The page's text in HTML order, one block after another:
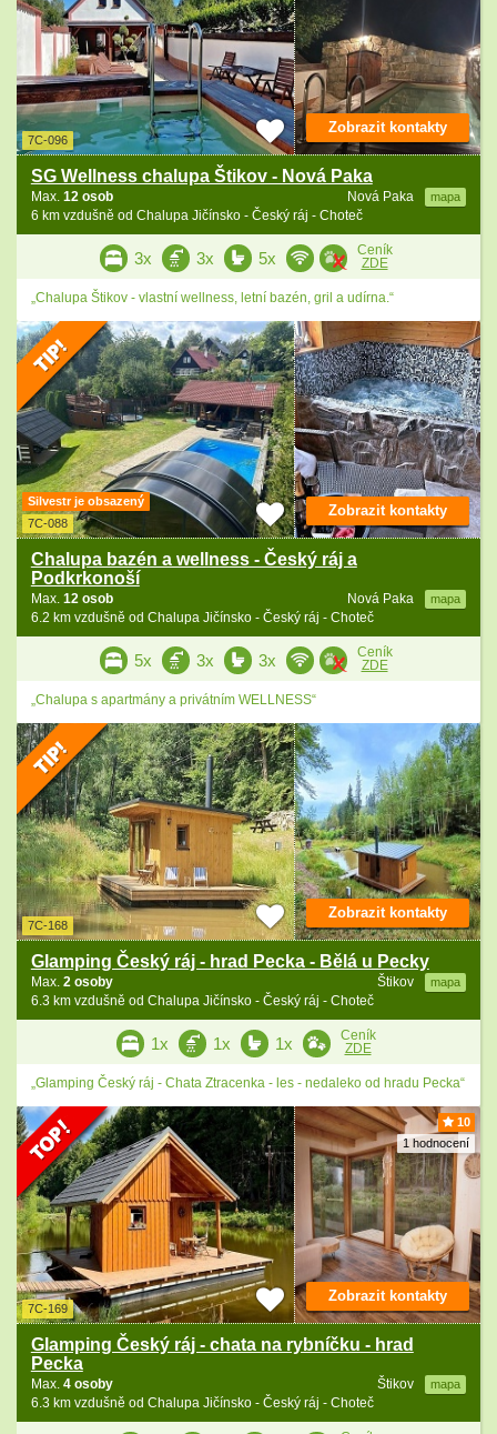
7C-096
SG Wellness chalupa Štikov - Nová Paka
Nová Paka mapa
Max. 12 osob
6 km vzdušně od Chalupa Jičínsko - Český ráj - Choteč
Zobrazit kontakty
3x 3x 5x
Ceník
ZDE
„Chalupa Štikov - vlastní wellness, letní bazén, gril a udírna.“
Silvestr je obsazený
7C-088
Chalupa bazén a wellness - Český ráj a
Podkrkonoší
Nová Paka mapa
Max. 12 osob
6.2 km vzdušně od Chalupa Jičínsko - Český ráj - Choteč
Zobrazit kontakty
5x 3x 3x
Ceník
ZDE
„Chalupa s apartmány a privátním WELLNESS“
7C-168
Glamping Český ráj - hrad Pecka - Bělá u Pecky
Štikov mapa
Max. 2 osoby
6.3 km vzdušně od Chalupa Jičínsko - Český ráj - Choteč
Zobrazit kontakty
1x 1x 1x
Ceník
ZDE
„Glamping Český ráj - Chata Ztracenka - les - nedaleko od hradu Pecka“
10
1 hodnocení
7C-169
Glamping Český ráj - chata na rybníčku - hrad
Pecka
Štikov mapa
Max. 4 osoby
6.3 km vzdušně od Chalupa Jičínsko - Český ráj - Choteč
Zobrazit kontakty